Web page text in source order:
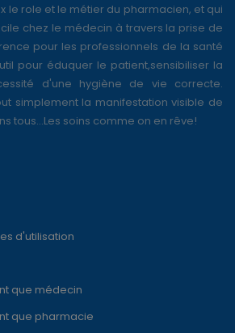
le role et le métier du pharmacien, et qui
chez le médecin à travers la prise de
pour les professionnels de la santé
pour éduquer le patient,sensibiliser la
d'une hygiène de vie correcte.
simplement la manifestation visible de
tous...Les soins comme on en rêve!
d'utilisation
que médecin
que pharmacie